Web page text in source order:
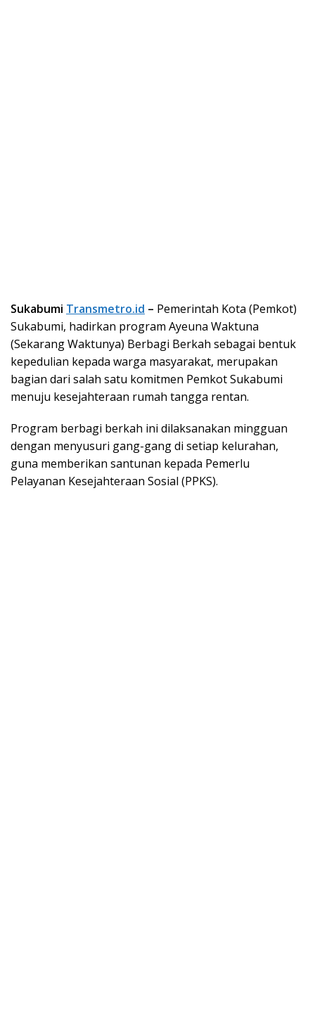
Sukabumi Transmetro.id – Pemerintah Kota (Pemkot)
Sukabumi, hadirkan program Ayeuna Waktuna
(Sekarang Waktunya) Berbagi Berkah sebagai bentuk
kepedulian kepada warga masyarakat, merupakan
bagian dari salah satu komitmen Pemkot Sukabumi
menuju kesejahteraan rumah tangga rentan.
Program berbagi berkah ini dilaksanakan mingguan
dengan menyusuri gang-gang di setiap kelurahan,
guna memberikan santunan kepada Pemerlu
Pelayanan Kesejahteraan Sosial (PPKS).